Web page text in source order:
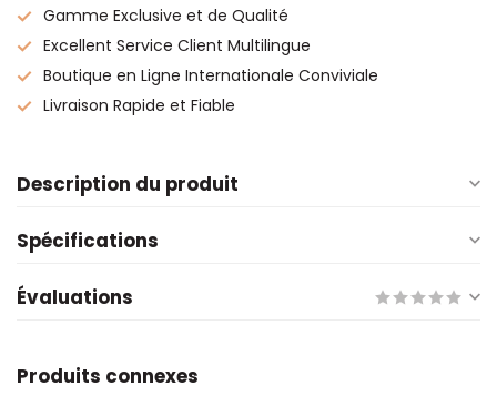
Gamme Exclusive et de Qualité
Excellent Service Client Multilingue
Boutique en Ligne Internationale Conviviale
Livraison Rapide et Fiable
Description du produit
Spécifications
Évaluations
Produits connexes